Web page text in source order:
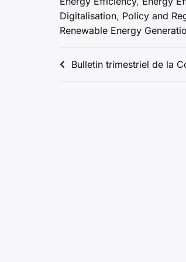
Digitalisation, Policy and
Renewable Energy
Post
Bulletin trimestriel de la